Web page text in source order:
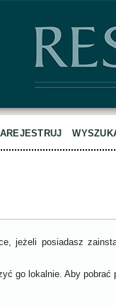
jeżeli posiadasz
go lokalnie. Aby